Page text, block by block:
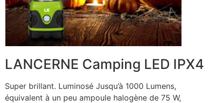
LANCERNE Camping LED IPX4
Super brillant. Luminosé Jusqu’à 1000 Lumens,
équivalent à un peu ampoule halogène de 75 W,